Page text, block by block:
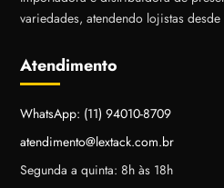
Atendimento
WhatsApp: (11) 94010-8709
atendimento@lextack.com.br
Segunda a quinta: 8h às 18h
variedades, atendendo lojistas